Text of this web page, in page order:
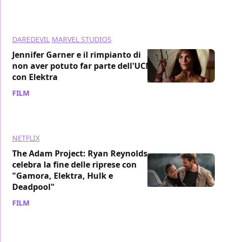
DAREDEVIL MARVEL STUDIOS
Jennifer Garner e il rimpianto di
non aver potuto far parte dell'UCM
con Elektra
FILM
NETFLIX
The Adam Project: Ryan Reynolds
celebra la fine delle riprese con
"Gamora, Elektra, Hulk e
Deadpool"
FILM